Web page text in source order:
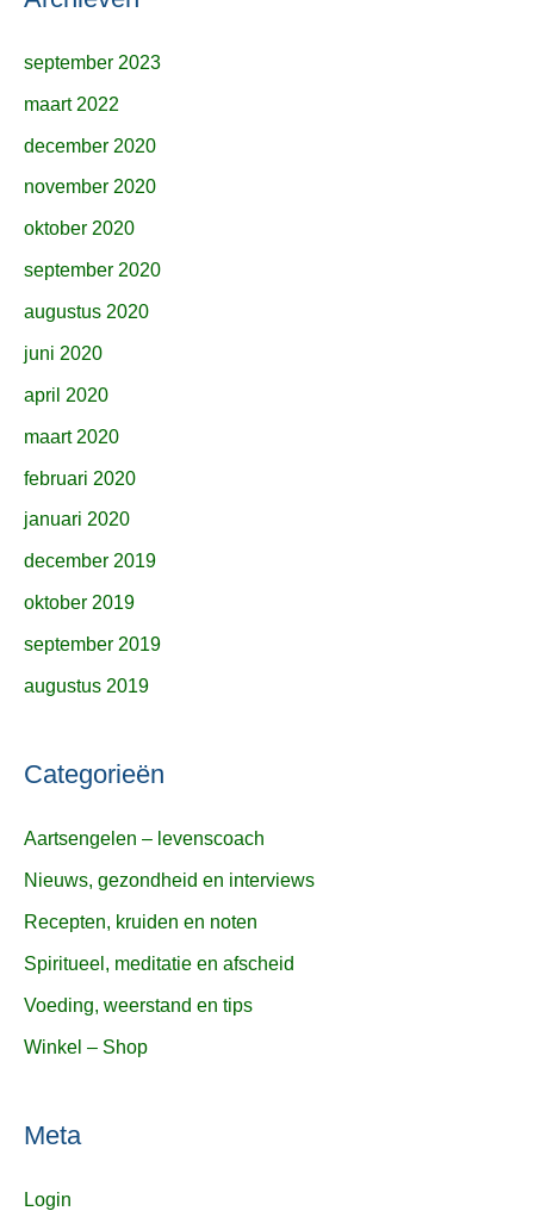
september 2023
maart 2022
december 2020
november 2020
oktober 2020
september 2020
augustus 2020
juni 2020
april 2020
maart 2020
februari 2020
januari 2020
december 2019
oktober 2019
september 2019
augustus 2019
Categorieën
Aartsengelen – levenscoach
Nieuws, gezondheid en interviews
Recepten, kruiden en noten
Spiritueel, meditatie en afscheid
Voeding, weerstand en tips
Winkel – Shop
Meta
Login